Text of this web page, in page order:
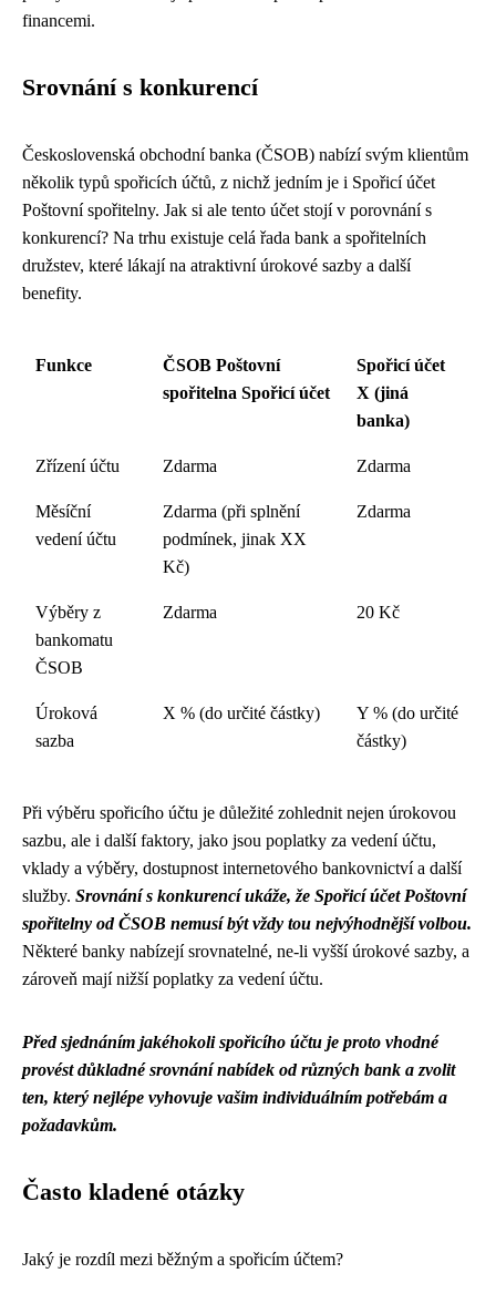
financemi.
Srovnání s konkurencí
Československá obchodní banka (ČSOB) nabízí svým klientům
několik typů spořicích účtů, z nichž jedním je i Spořicí účet
Poštovní spořitelny. Jak si ale tento účet stojí v porovnání s
konkurencí? Na trhu existuje celá řada bank a spořitelních
družstev, které lákají na atraktivní úrokové sazby a další
benefity.
Funkce
ČSOB Poštovní
spořitelna Spořicí účet
Spořicí účet
X (jiná
banka)
Zřízení účtu Zdarma Zdarma
Měsíční
vedení účtu
Zdarma (při splnění
podmínek, jinak XX
Kč)
Zdarma
Výběry z
bankomatu
ČSOB
Zdarma 20 Kč
Úroková
sazba
X % (do určité částky)
Y % (do určité
částky)
Při výběru spořicího účtu je důležité zohlednit nejen úrokovou
sazbu, ale i další faktory, jako jsou poplatky za vedení účtu,
vklady a výběry, dostupnost internetového bankovnictví a další
služby. Srovnání s konkurencí ukáže, že Spořicí účet Poštovní
spořitelny od ČSOB nemusí být vždy tou nejvýhodnější volbou.
Některé banky nabízejí srovnatelné, ne-li vyšší úrokové sazby, a
zároveň mají nižší poplatky za vedení účtu.
Před sjednáním jakéhokoli spořicího účtu je proto vhodné
provést důkladné srovnání nabídek od různých bank a zvolit
ten, který nejlépe vyhovuje vašim individuálním potřebám a
požadavkům.
Často kladené otázky
Jaký je rozdíl mezi běžným a spořicím účtem?